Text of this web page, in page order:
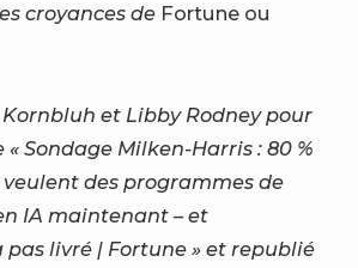
croyances de Fortune ou
et Libby Rodney pour
« Sondage Milken-Harris : 80 %
des programmes de
IA maintenant – et
pas livré | Fortune » et republié